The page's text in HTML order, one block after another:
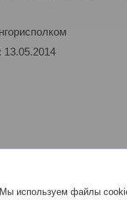
13.05.2014
Мы используем файлы